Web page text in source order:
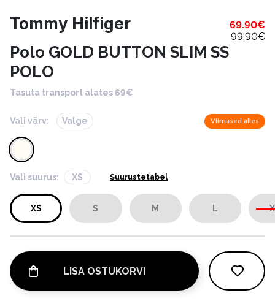
Tommy Hilfiger 69.90€
99.90€
Polo GOLD BUTTON SLIM SS
POLO
Tasuta transport alates 69€
Vali värv: Valge Viimased alles
Vali suurus: XS Suurustetabel
XS S M L
LISA OSTUKORVI